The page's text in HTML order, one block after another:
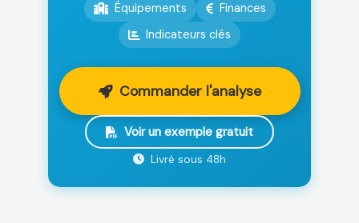
Équipements
Finances
Indicateurs clés
Commander l'analyse
Voir un exemple gratuit
Livré sous 48h